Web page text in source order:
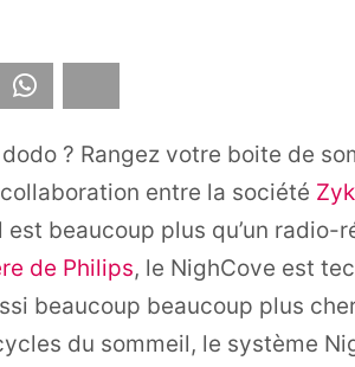
? Rangez votre boite de
entre la société
beaucoup plus qu’un radio-
de Philips, le NighCove est
beaucoup beaucoup plus
du sommeil, le système